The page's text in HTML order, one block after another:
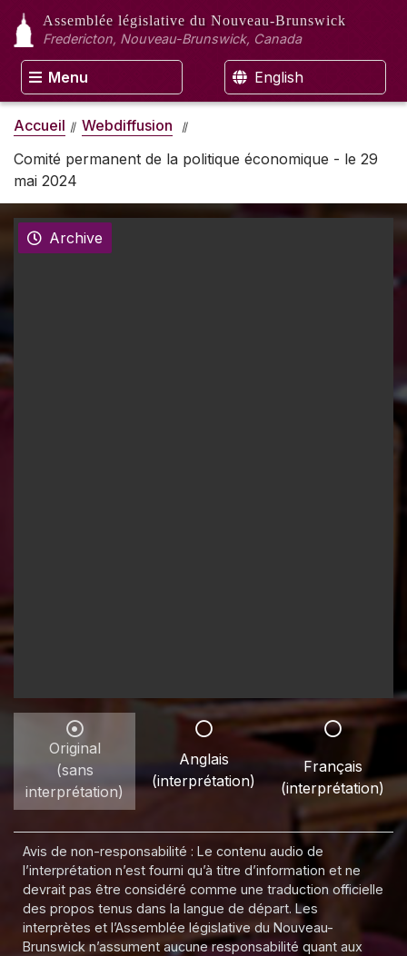
Assemblée législative du Nouveau-Brunswick
Fredericton, Nouveau-Brunswick, Canada
Menu English
Accueil
Webdiffusion
Comité permanent de la politique économique - le 29
mai 2024
Archive
Original
(sans
interprétation)
Anglais
(interprétation)
Français
(interprétation)
Avis de non-responsabilité : Le contenu audio de
l’interprétation n’est fourni qu’à titre d’information et ne
devrait pas être considéré comme une traduction officielle
des propos tenus dans la langue de départ. Les
interprètes et l’Assemblée législative du Nouveau-
Brunswick n’assument aucune responsabilité quant aux